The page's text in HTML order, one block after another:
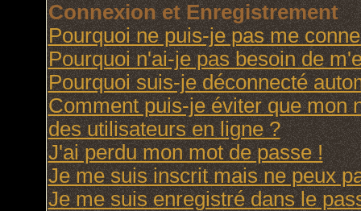
Connexion et Enregistrement
Pourquoi ne puis-je pas me
Pourquoi n'ai-je pas besoin de
Pourquoi suis-je déconnecté
Comment puis-je éviter que mon
des utilisateurs en ligne ?
J'ai perdu mon mot de passe !
Je me suis inscrit mais ne peux
Je me suis enregistré dans le